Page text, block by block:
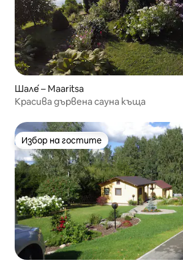
Шале́ – Maaritsa
Красива дървена сауна къща
Избор на гостите
Избор на гостите